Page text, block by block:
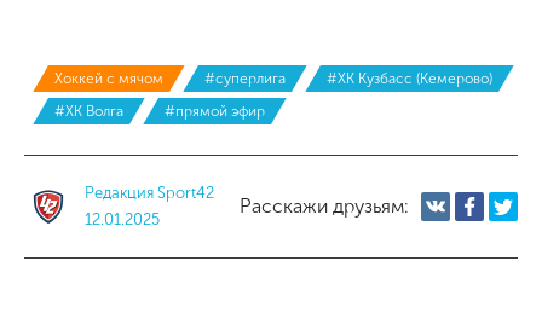
Хоккей с мячом #суперлига
#ХК Кузбасс (Кемерово)
#ХК Волга
#прямой эфир
Редакция Sport42
12.01.2025
Расскажи друзьям: